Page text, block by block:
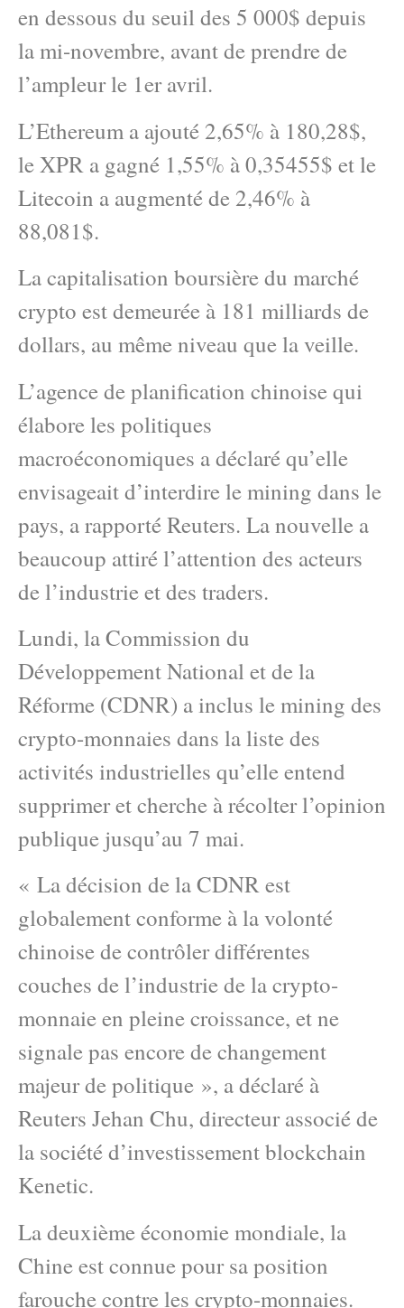
en dessous du seuil des 5 000$ depuis
la mi-novembre, avant de prendre de
l’ampleur le 1er avril.
L’Ethereum a ajouté 2,65% à 180,28$,
le XPR a gagné 1,55% à 0,35455$ et le
Litecoin a augmenté de 2,46% à
88,081$.
La capitalisation boursière du marché
crypto est demeurée à 181 milliards de
dollars, au même niveau que la veille.
L’agence de planification chinoise qui
élabore les politiques
macroéconomiques a déclaré qu’elle
envisageait d’interdire le mining dans le
pays, a rapporté Reuters. La nouvelle a
beaucoup attiré l’attention des acteurs
de l’industrie et des traders.
Lundi, la Commission du
Développement National et de la
Réforme (CDNR) a inclus le mining des
crypto-monnaies dans la liste des
activités industrielles qu’elle entend
supprimer et cherche à récolter l’opinion
publique jusqu’au 7 mai.
« La décision de la CDNR est
globalement conforme à la volonté
chinoise de contrôler différentes
couches de l’industrie de la crypto-
monnaie en pleine croissance, et ne
signale pas encore de changement
majeur de politique », a déclaré à
Reuters Jehan Chu, directeur associé de
la société d’investissement blockchain
Kenetic.
La deuxième économie mondiale, la
Chine est connue pour sa position
farouche contre les crypto-monnaies.